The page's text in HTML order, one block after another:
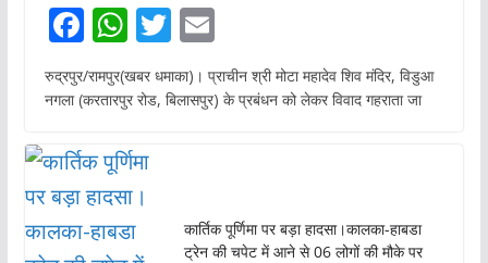
F
ac
e
o
o
k
W
h
at
A
p
p
T
w
itt
E
m
ai
रुद्रपुर/रामपुर(खबर धमाका)। प्राचीन श्री मोटा महादेव शिव मंदिर, विडुआ
नगला (करतारपुर रोड, बिलासपुर) के प्रबंधन को लेकर विवाद गहराता जा
कार्तिक पूर्णिमा पर बड़ा हादसा।कालका-हाबडा
ट्रेन की चपेट में आने से 06 लोगों की मौके पर